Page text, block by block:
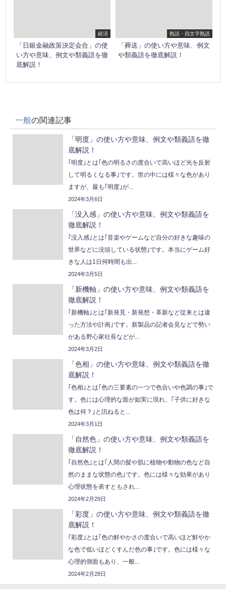
経済
「日銀金融政策決定会合」の使
い方や意味、例文や類義語を徹
底解説！
熟語・四文字熟語
「葬送」の使い方や意味、例文
や類義語を徹底解説！
一般の関連記事
「明度」の使い方や意味、例文や類義語を徹
底解説！
｢明度｣とは｢色の明るさの度合いで高いほど光を反射
して明るくなる事｣です。世の中には様々な色があり
ますが、最も｢明度｣が...
2024年3月6日
「没入感」の使い方や意味、例文や類義語を
徹底解説！
｢没入感｣とは｢音楽やゲームなど自分の好きな趣味の
世界などに没頭している状態｣です。本当にゲーム好
きな人は1日何時間も出...
2024年3月5日
「新機軸」の使い方や意味、例文や類義語を
徹底解説！
｢新機軸｣とは｢新発見・新発想・革新など従来とは違
った方法や計画｣です。新製品の記者会見などで勢い
がある野心家社長などが...
2024年3月2日
「色相」の使い方や意味、例文や類義語を徹
底解説！
｢色相｣とは｢色の三要素の一つで色合いや色調の事｣で
す。色には心理的な面が如実に現れ、｢子供に好きな
色は何？｣と訊ねると...
2024年3月1日
「自然色」の使い方や意味、例文や類義語を
徹底解説！
｢自然色｣とは｢人間の髪や肌に植物や動物の色など自
然のままな状態の色｣です。色には様々な効果があり
心理状態を表すともされ...
2024年2月29日
「彩度」の使い方や意味、例文や類義語を徹
底解説！
｢彩度｣とは｢色の鮮やかさの度合いで高いほど鮮やか
な色で低いほどくすんだ色の事｣です。色には様々な
心理的側面もあり、一般...
2024年2月28日